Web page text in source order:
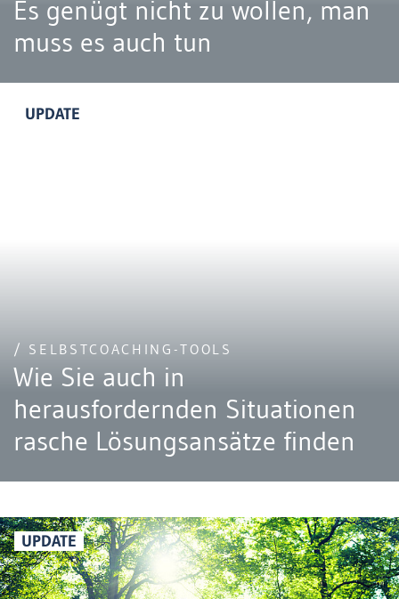
Es genügt nicht zu wollen, man
muss es auch tun
UPDATE
/ SELBSTCOACHING-TOOLS
Wie Sie auch in
herausfordernden Situationen
rasche Lösungsansätze finden
UPDATE